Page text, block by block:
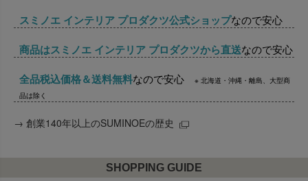
スミノエ インテリア プロダクツ公式ショップなので安心
商品はスミノエ インテリア プロダクツから直送なので安心
全品税込価格＆送料無料なので安心
※ 北海道・沖縄・離島、大型商
品は除く
→ 創業140年以上のSUMINOEの歴史
SHOPPING GUIDE